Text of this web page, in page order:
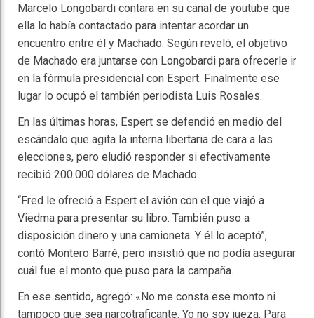
Marcelo Longobardi contara en su canal de youtube que
ella lo había contactado para intentar acordar un
encuentro entre él y Machado. Según reveló, el objetivo
de Machado era juntarse con Longobardi para ofrecerle ir
en la fórmula presidencial con Espert. Finalmente ese
lugar lo ocupó el también periodista Luis Rosales.
En las últimas horas, Espert se defendió en medio del
escándalo que agita la interna libertaria de cara a las
elecciones, pero eludió responder si efectivamente
recibió 200.000 dólares de Machado.
“Fred le ofreció a Espert el avión con el que viajó a
Viedma para presentar su libro. También puso a
disposición dinero y una camioneta. Y él lo aceptó”,
contó Montero Barré, pero insistió que no podía asegurar
cuál fue el monto que puso para la campaña.
En ese sentido, agregó: «No me consta ese monto ni
tampoco que sea narcotraficante. Yo no soy jueza. Para